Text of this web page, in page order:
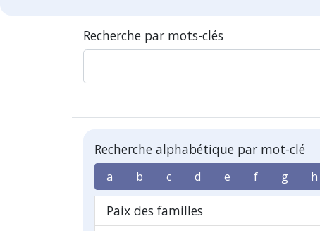
Recherche par mots-clés
Recherche alphabétique par mot-clé
a b c d e f g h
Paix des familles